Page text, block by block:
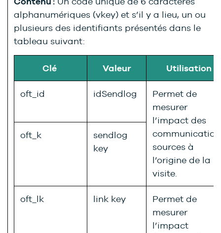
alphanumériques (vkey) et s’il y a lieu, un ou
plusieurs des identifiants présentés dans le
tableau suivant:
Clé Valeur Utilisation
oft_id idSendlog
Permet de
mesurer
l’impact des
sources à
l’origine de la
visite.
oft_k
sendlog
key
oft_lk link key
Permet de
mesurer
l’impact